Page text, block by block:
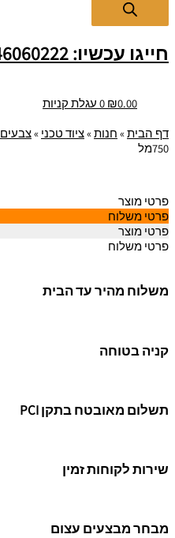
חייגו עכשיו: 046060222
₪0.00
0 עגלת קניות
דף הבית» חנות»ציוד טכני »צבעים
750מל
פרטי מוצר
פרטי משלוח
פרטי מוצר
פרטי משלוח
משלוח מהיר עד הבית
קניה בטוחה
תשלום מאובטח בתקן PCI
שירות לקוחות זמין
מבחר מבצעים עצום